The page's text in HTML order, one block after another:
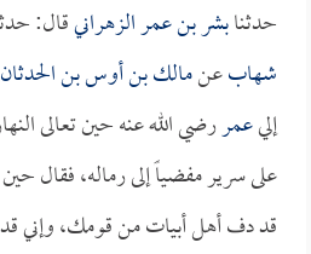
حدثنابشر بن عمر الزهرانيقال:
شهابعنمالك بن أوس بن الحدثان
إليعمررضي الله عنه حين تعالى
على سرير مفضياً إلى رماله، فقال
قد دف أهل أبيات من قومك، وإني